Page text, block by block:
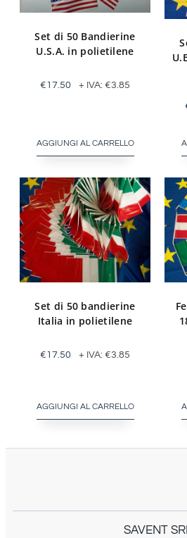
Set di 50 Bandierine
U.S.A. in polietilene
€ 17.50 + IVA: €3.85
AGGIUNGI AL CARRELLO
Set di 50 bandierine
Italia in polietilene
€ 17.50 + IVA: €3.85
AGGIUNGI AL CARRELLO
SAVENT